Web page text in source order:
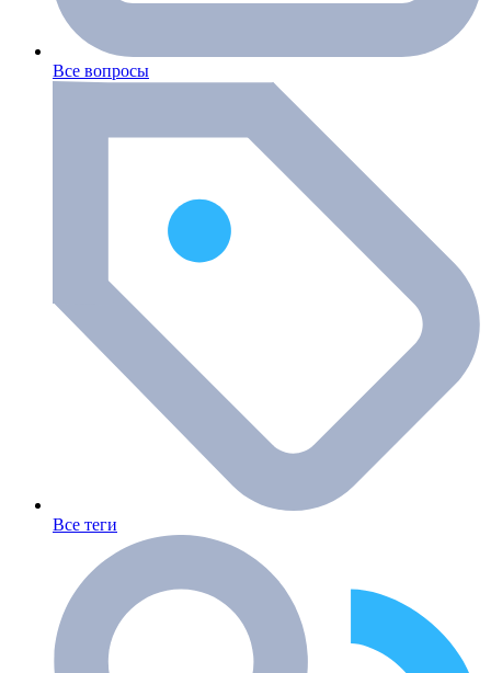
Все вопросы
Все теги